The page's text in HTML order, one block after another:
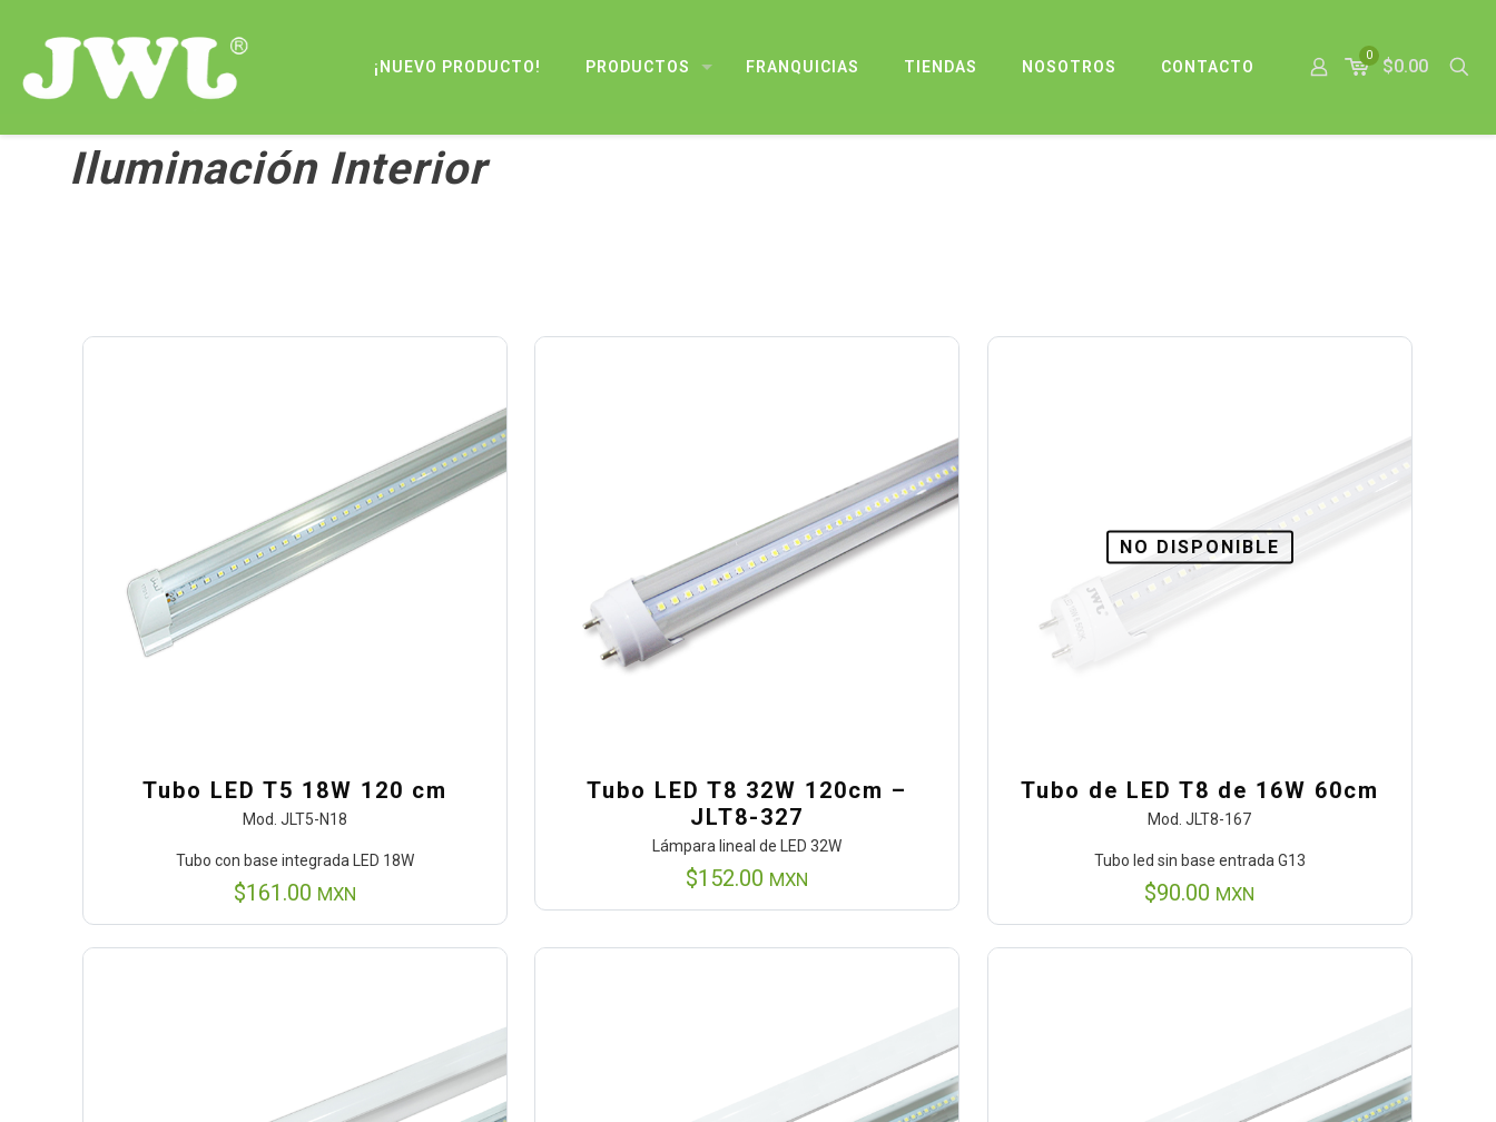
¡NUEVO PRODUCTO! PRODUCTOS FRANQUICIAS TIENDAS NOSOTROS CONTACTO
0
$0.00
Iluminación Interior
Tubo LED T5 18W 120 cm
Mod. JLT5-N18
Tubo con base integrada LED 18W
$161.00 MXN
Tubo LED T8 32W 120cm –
JLT8-327
Lámpara lineal de LED 32W
$152.00 MXN
NO DISPONIBLE
Tubo de LED T8 de 16W 60cm
Mod. JLT8-167
Tubo led sin base entrada G13
$90.00 MXN